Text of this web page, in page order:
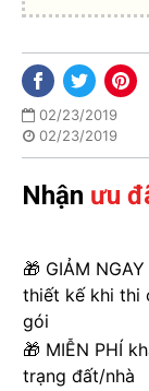
02/23/2019
02/23/2019
Nhận ưu
🎁 GIẢM
thiết kế khi thi
gói
🎁 MIỄN PHÍ
trạng đất/nhà